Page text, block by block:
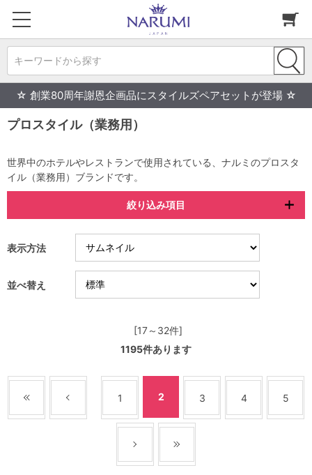
キーワードから探す
☆ 創業80周年謝恩企画品にスタイルズペアセットが登場 ☆
プロスタイル（業務用）
世界中のホテルやレストランで使用されている、ナルミのプロスタ
イル（業務用）ブランドです。
絞り込み項目
表示方法
並べ替え
[17～32件]
1195件あります
1 2 3 4 5